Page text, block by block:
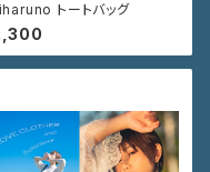
トートバッグ